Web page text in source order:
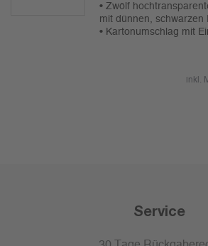
• Zwölf
mit dünnen, schwarzen
• Kartonumschlag mit
inkl.
Service